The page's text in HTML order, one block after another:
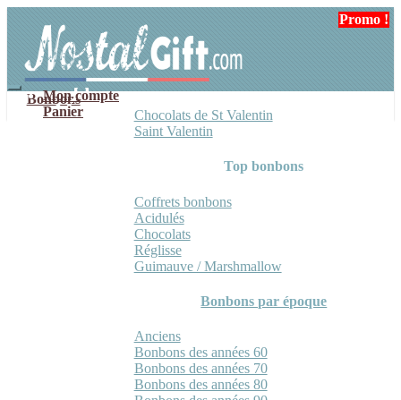
navigation
contenu
Mon compte
Panier
Bonbons
Chocolats de St Valentin
Saint Valentin
Top bonbons
Coffrets bonbons
Acidulés
Chocolats
Réglisse
Guimauve / Marshmallow
Bonbons par époque
Anciens
Bonbons des années 60
Bonbons des années 70
Bonbons des années 80
Promo !